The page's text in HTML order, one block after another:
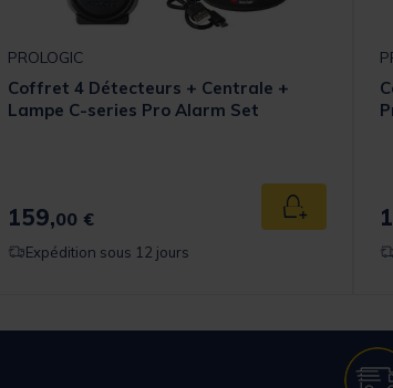
PROLOGIC
Coffret 4 Détecteurs + Centrale +
Lampe C-series Pro Alarm Set
159,00 € Ajouter au
Expédition sous 12 jours